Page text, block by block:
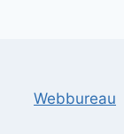
Webbureau